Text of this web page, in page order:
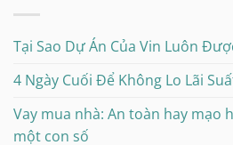
Tại Sao Dự Án Của Vin Luôn
4 Ngày Cuối Để Không Lo Lãi
Vay mua nhà: An toàn hay mạo
một con số